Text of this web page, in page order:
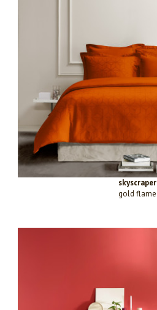
skyscraper
gold flame